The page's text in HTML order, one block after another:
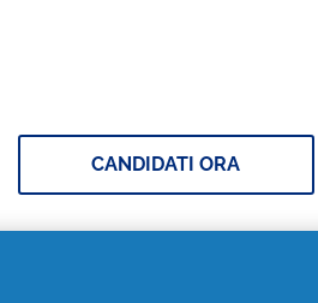
CANDIDATI ORA